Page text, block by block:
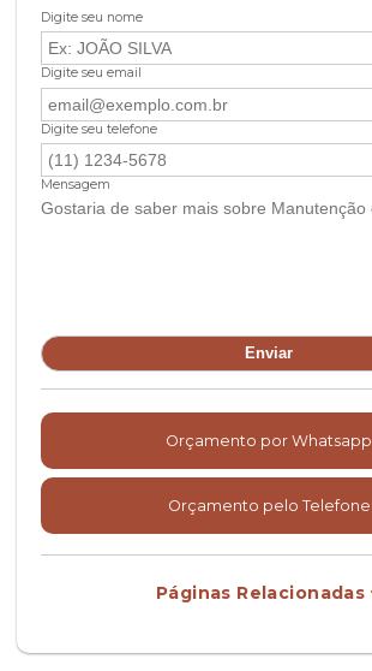
Digite seu nome
Digite seu email
Digite seu telefone
Mensagem
Orçamento por Whatsapp
Orçamento pelo Telefone
Páginas Relacionadas